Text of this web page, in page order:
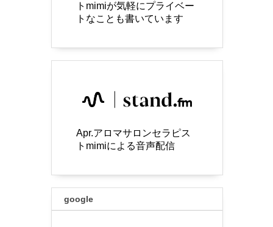
トmimiが気軽にプライベー
トなことも書いています
Apr.アロマサロンセラピス
トmimiによる音声配信
google